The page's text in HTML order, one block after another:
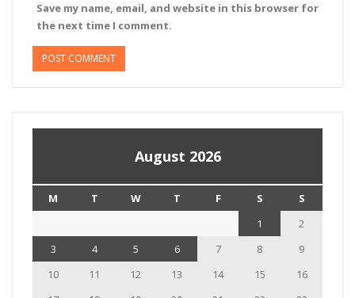
Save my name, email, and website in this browser for
the next time I comment.
August 2026
M T W T F S
S
1
2
3
4 5 6 7 8
9
10
11 12 13 14 15
16